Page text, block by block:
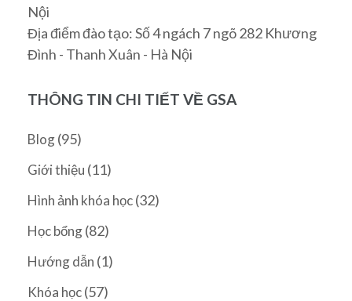
Nội
Địa điểm đào tạo: Số 4 ngách 7 ngõ 282 Khương
Đình - Thanh Xuân - Hà Nội
THÔNG TIN CHI TIẾT VỀ GSA
Blog(95)
Giới thiệu (11)
Hình ảnh khóa học(32)
Học bổng(82)
Hướng dẫn (1)
Khóa học(57)